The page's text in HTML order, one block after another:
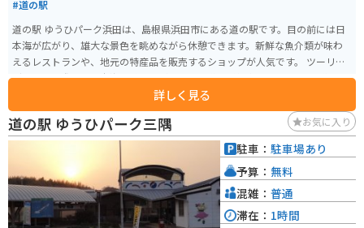
#道の駅
道の駅 ゆうひパーク浜田は、島根県浜田市にある道の駅です。目の前には日
本海が広がり、雄大な景色を眺めながら休憩できます。新鮮な魚介類が味わ
えるレストランや、地元の特産品を販売するショップが人気です。 ツーリン
グで訪れる際は、日本海を眺めながら走る国道9号線がおすすめです。道の駅
にはバイクスタンドも設置されているので、安心して休憩できます。浜田市
周辺には、美しい海岸線が続くので、シーサイドツーリングを楽しむのも良
いでしょう。 地元の名産品としては、新鮮な魚介類はもちろん、のどぐろを
使った加工品や、浜田市のブランド豚「どんちっち三元豚」を使ったハムや
ソーセージも人気です。道の駅で購入できるので、お土産にいかがでしょう
か。
詳しく見る
道の駅 ゆうひパーク三隅 お気に入り
駐車： 駐車場あり
予算： 無料
混雑： 普通
滞在： 1時間